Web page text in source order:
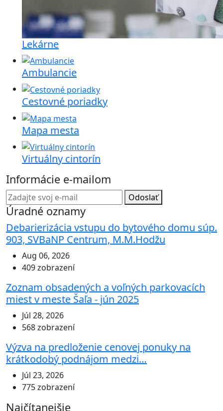
Lekárne
Ambulancie
Cestovné poriadky
Mapa mesta
Virtuálny cintorín
Informácie e-mailom
Odoslať
Úradné oznamy
Debarierizácia vstupu do bytového domu súp.
903, SVBaNP Centrum, M.M.Hodžu
Aug 06, 2026
409 zobrazení
Zoznam obsadených a voľných parkovacích
miest v meste Šaľa - jún 2025
Júl 28, 2026
568 zobrazení
Výzva na predloženie cenovej ponuky na
krátkodobý podnájom medzi…
Júl 23, 2026
775 zobrazení
Najčítanejšie